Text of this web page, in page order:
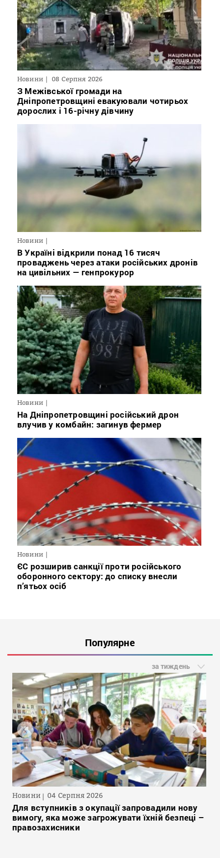
Новини 08 Серпня 2026
З Межівської громади на
Дніпропетровщині евакуювали чотирьох
дорослих і 16-річну дівчину
Новини
В Україні відкрили понад 16 тисяч
проваджень через атаки російських дронів
на цивільних — генпрокурор
Новини
На Дніпропетровщині російський дрон
влучив у комбайн: загинув фермер
Новини
ЄС розширив санкції проти російського
оборонного сектору: до списку внесли
п’ятьох осіб
Популярне
за тиждень
Новини 04 Серпня 2026
Для вступників з окупації запровадили нову
вимогу, яка може загрожувати їхній безпеці –
правозахисники